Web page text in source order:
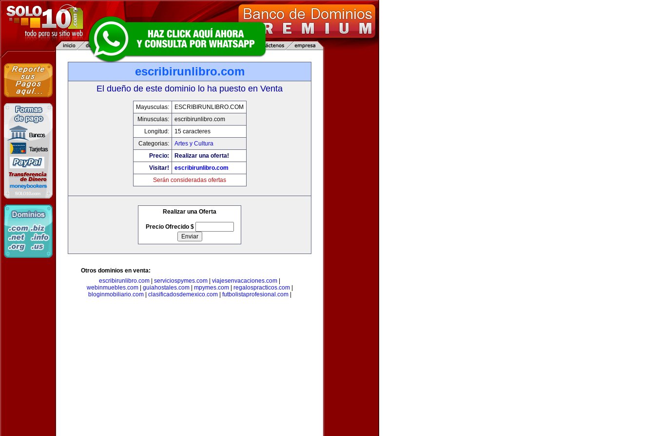
escribirunlibro.com
El dueño de este dominio lo ha puesto en Venta
Mayusculas:
ESCRIBIRUNLIBRO.COM
Minusculas:
escribirunlibro.com
Longitud:
15 caracteres
Categorias:
Artes y Cultura
Precio:
Realizar una oferta!
Visitar!
escribirunlibro.com
Serán consideradas ofertas
Realizar una Oferta
Precio Ofrecido $
Otros dominios en venta:
escribirunlibro.com
serviciospymes.com viajesenvacaciones.com
webinmuebles.com| guiahostales.com| mpymes.com| regalospracticos.com|
bloginmobiliario.com| clasificadosdemexico.com| futbolistaprofesional.com|